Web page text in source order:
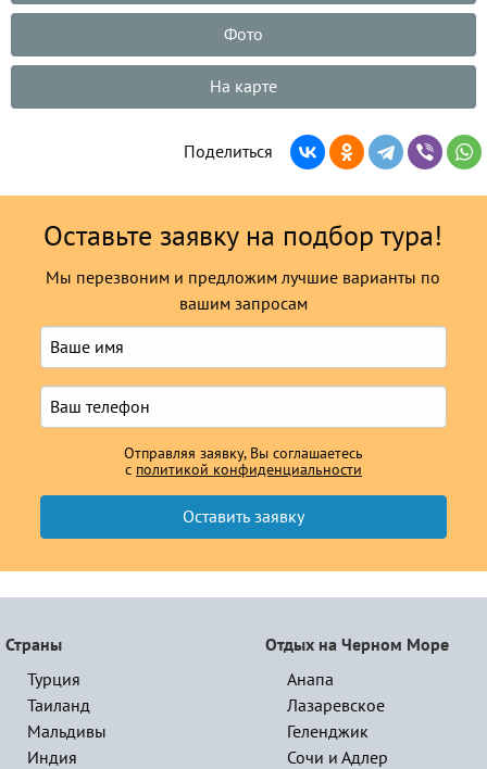
Фото
На карте
Поделиться
Оставьте заявку на подбор тура!
Мы перезвоним и предложим лучшие варианты по
вашим запросам
Отправляя заявку, Вы соглашаетесь
с политикой конфиденциальности
Страны
Турция
Таиланд
Мальдивы
Индия
Отдых на Черном Море
Анапа
Лазаревское
Геленджик
Сочи и Адлер